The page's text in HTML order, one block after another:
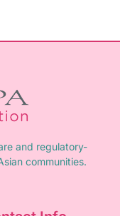
and regulatory-
communities.